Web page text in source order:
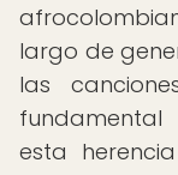
largo de
las
esta